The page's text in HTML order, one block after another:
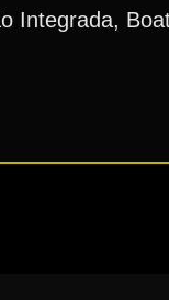
Integrada,